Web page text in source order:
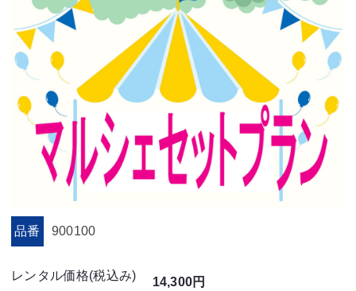
品番 900100
レンタル価格(税込み)
14,300円